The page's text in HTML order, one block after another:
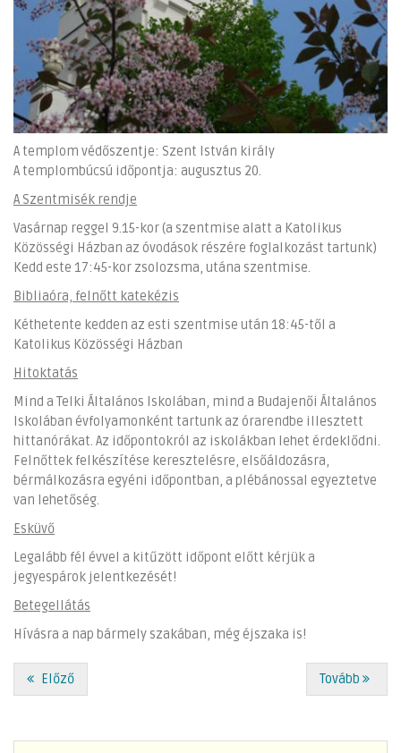
A templom védőszentje: Szent István király
A templombúcsú időpontja: augusztus 20.
A Szentmisék rendje
Vasárnap reggel 9.15-kor (a szentmise alatt a Katolikus
Közösségi Házban az óvodások részére foglalkozást tartunk)
Kedd este 17:45-kor zsolozsma, utána szentmise.
Bibliaóra, felnőtt katekézis
Kéthetente kedden az esti szentmise után 18:45-től a
Katolikus Közösségi Házban
Hitoktatás
Mind a Telki Általános Iskolában, mind a Budajenői Általános
Iskolában évfolyamonként tartunk az órarendbe illesztett
hittanórákat. Az időpontokról az iskolákban lehet érdeklődni.
Felnőttek felkészítése keresztelésre, elsőáldozásra,
bérmálkozásra egyéni időpontban, a plébánossal egyeztetve
van lehetőség.
Esküvő
Legalább fél évvel a kitűzött időpont előtt kérjük a
jegyespárok jelentkezését!
Betegellátás
Hívásra a nap bármely szakában, még éjszaka is!
Előző Tovább